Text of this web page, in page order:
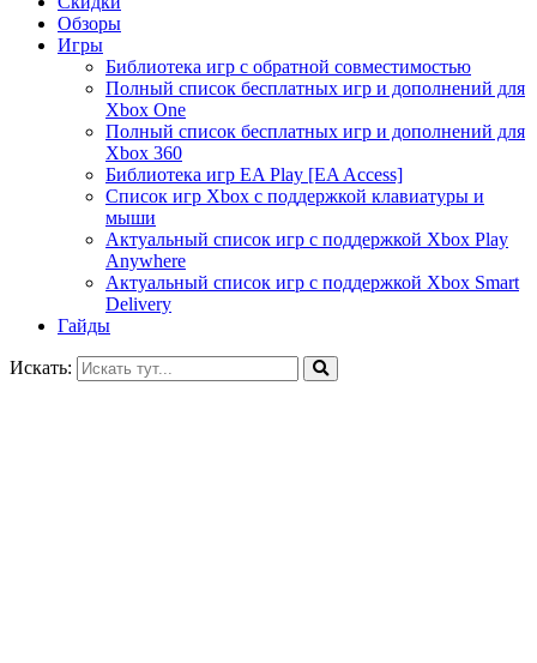
Обзоры
Игры
Библиотека игр с обратной совместимостью
Полный список бесплатных игр и дополнений для
Xbox One
Полный список бесплатных игр и дополнений для
Xbox 360
Библиотека игр EA Play [EA Access]
Список игр Xbox c поддержкой клавиатуры и
мыши
Актуальный список игр с поддержкой Xbox Play
Anywhere
Актуальный список игр с поддержкой Xbox Smart
Delivery
Гайды
Искать: